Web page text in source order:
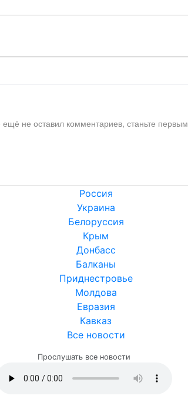
ещё не оставил комментариев, станьте
Россия
Украина
Белоруссия
Крым
Донбасс
Балканы
Приднестровье
Молдова
Евразия
Кавказ
Все новости
Прослушать все новости